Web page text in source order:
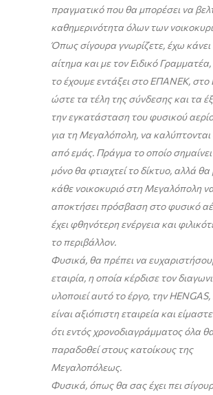
πραγματικό που θα μπορέσει να
καθημερινότητα όλων των
Όπως σίγουρα γνωρίζετε, έχω κάνει
αίτημα και με τον Ειδικό
το έχουμε εντάξει στο ΕΠΑΝΕΚ,
ώστε τα τέλη της σύνδεσης και τα
την εγκατάσταση του φυσικού
για τη Μεγαλόπολη, να
από εμάς. Πράγμα το οποίο σημαίνει
μόνο θα φτιαχτεί το δίκτυο, αλλά θα
κάθε νοικοκυριό στη Μεγαλόπολη
αποκτήσει πρόσβαση στο φυσικό
έχει φθηνότερη ενέργεια και
το περιβάλλον.
Φυσικά, θα πρέπει να
εταιρία, η οποία κέρδισε τον
υλοποιεί αυτό το έργο, την
είναι αξιόπιστη εταιρεία και
ότι εντός χρονοδιαγράμματος όλα
παραδοθεί στους κατοίκους της
Μεγαλοπόλεως.
Φυσικά, όπως θα σας έχει πει